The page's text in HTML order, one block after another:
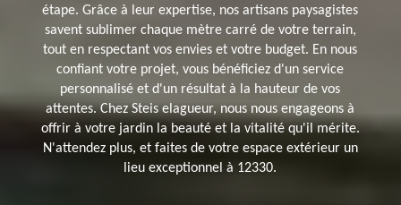
étape. Grâce à leur expertise, nos artisans paysagistes
savent sublimer chaque mètre carré de votre terrain,
tout en respectant vos envies et votre budget. En nous
confiant votre projet, vous bénéficiez d'un service
personnalisé et d'un résultat à la hauteur de vos
attentes. Chez Steis elagueur, nous nous engageons à
offrir à votre jardin la beauté et la vitalité qu'il mérite.
N'attendez plus, et faites de votre espace extérieur un
lieu exceptionnel à 12330.